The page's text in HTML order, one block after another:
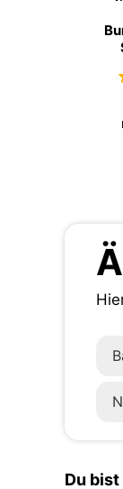
Du bist